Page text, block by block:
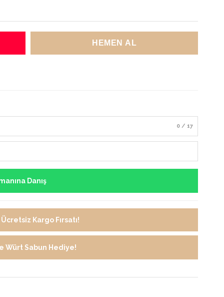
0 / 17
Danış
Kargo Fırsatı!
Würt Sabun Hediye!